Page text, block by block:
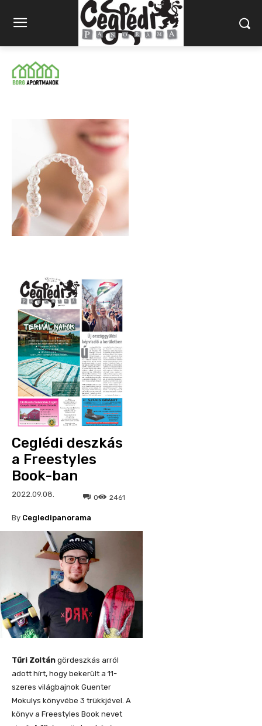
Ceglédi deszkás
a Freestyles
Book-ban
2022.09.08. 2461
0
By Cegledipanorama
Tűri Zoltán gördeszkás arról
adott hírt, hogy bekerült a 11-
szeres világbajnok Guenter
Mokulys könyvébe 3 trükkjével. A
könyv a Freestyles Book nevet